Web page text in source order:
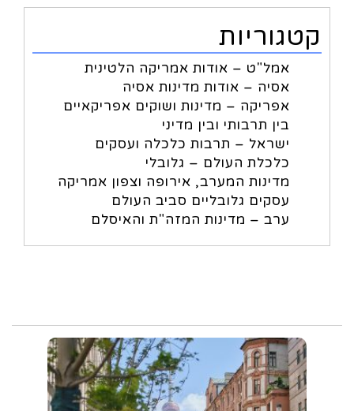
קטגוריות
אמל"ט – אודות אמריקה הלטינית
אסיה – אודות מדינות אסיה
אפריקה – מדינות ושוקים אפריקאיים
בין תרבותי ובין מדיני
ישראל – תרבות כלכלה ועסקים
כלכלת העולם – גלובלי
מדינות המערב, אירופה וצפון אמריקה
עסקים גלובליים סביב העולם
ערב – מדינות המזה"ת והאיסלם